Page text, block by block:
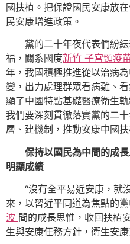
國扶植。把保證國民安康放
民安康增進政策。
黨的二十年夜代表們紛
福，關系國度新竹 子宮頸疫
年，我國積極推進從以治病
變，出力處理群眾看病難、
顯了中國特點基礎醫療衛生
我們要深刻貫徹落實黨的二
層、建機制，推動安康中國
保持以國民為中間的成
明顯成績
“沒有全平易近安康，就
來，以習近平同道為焦點的
波 間的成長思惟，收回扶植
生與安康任務方針，衛生安